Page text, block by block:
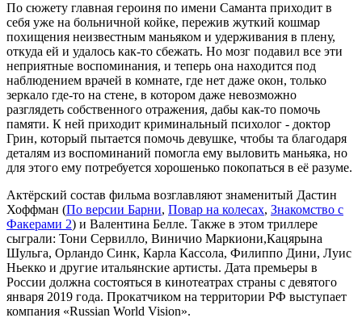
По сюжету главная героиня по имени Саманта приходит в
себя уже на больничной койке, пережив жуткий кошмар
похищения неизвестным маньяком и удерживания в плену,
откуда ей и удалось как-то сбежать. Но мозг подавил все эти
неприятные воспоминания, и теперь она находится под
наблюдением врачей в комнате, где нет даже окон, только
зеркало где-то на стене, в котором даже невозможно
разглядеть собственного отражения, дабы как-то помочь
памяти. К ней приходит криминальный психолог - доктор
Грин, который пытается помочь девушке, чтобы та благодаря
деталям из воспоминаний помогла ему выловить маньяка, но
для этого ему потребуется хорошенько покопаться в её разуме.
Актёрский состав фильма возглавляют знаменитый Дастин
Хоффман (По версии Барни, Повар на колесах, Знакомство с
Факерами 2) и Валентина Белле. Также в этом триллере
сыграли: Тони Сервилло, Виничио Маркиони,Кацярына
Шульга, Орландо Синк, Карла Кассола, Филиппо Дини, Луис
Ньекко и другие итальянские артисты. Дата премьеры в
России должна состояться в кинотеатрах страны с девятого
января 2019 года. Прокатчиком на территории РФ выступает
компания «Russian World Vision».